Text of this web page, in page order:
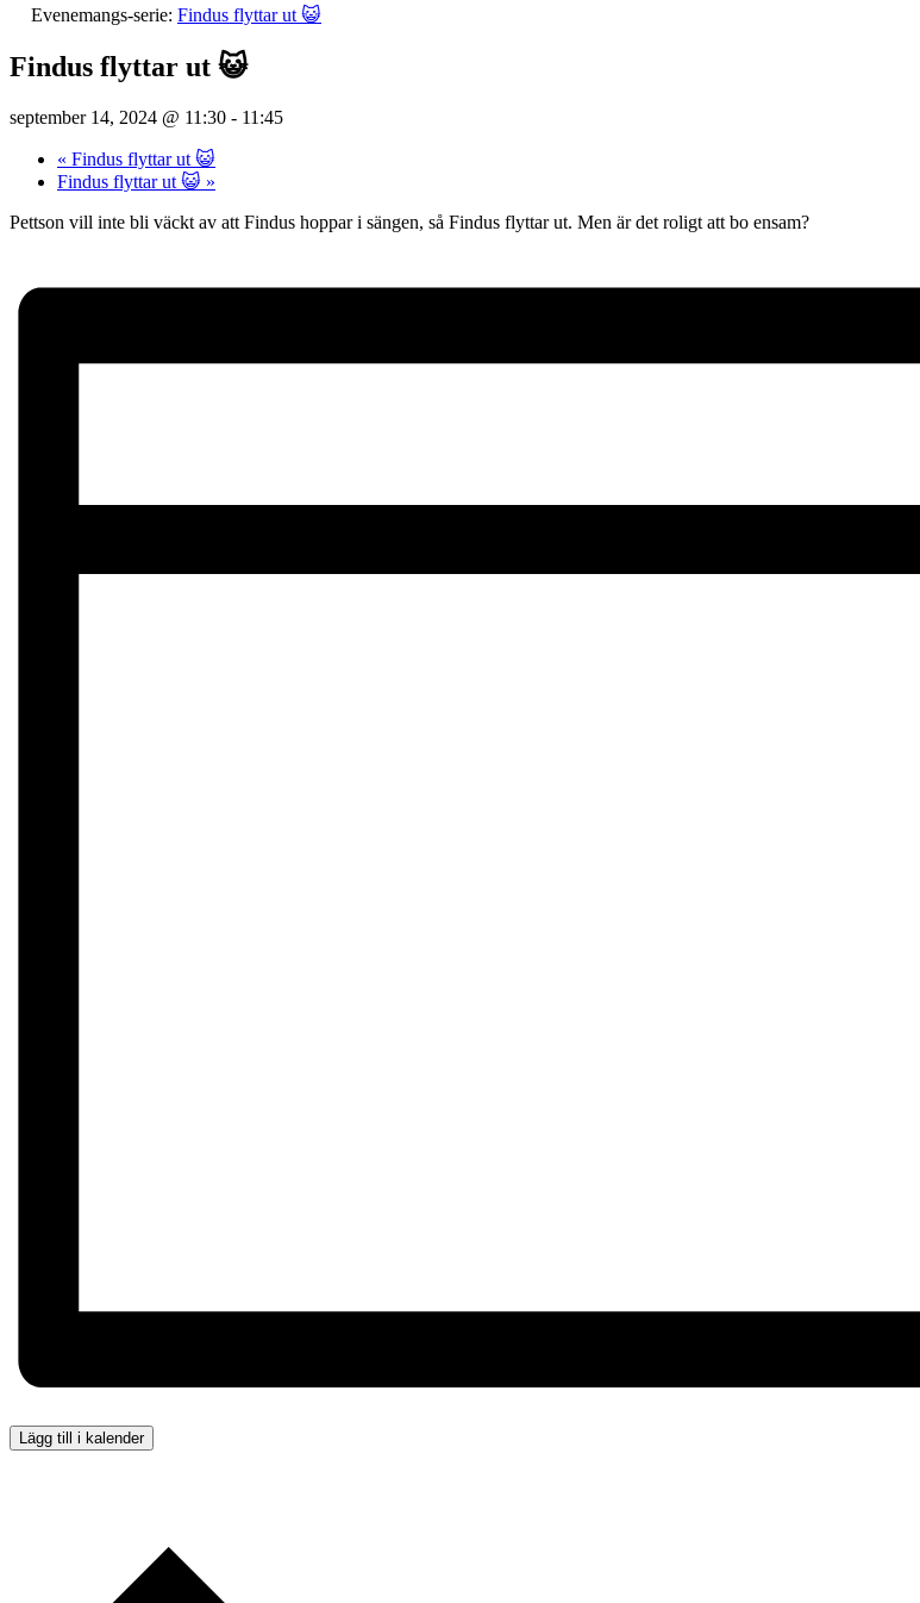
Evenemangs-serie: Findus flyttar ut 😺
Findus flyttar ut 😺
september 14, 2024 @ 11:30 - 11:45
« Findus flyttar ut 😺
Findus flyttar ut 😺 »
Pettson vill inte bli väckt av att Findus hoppar i sängen, så Findus flyttar ut. Men är det roligt att bo ensam?
Lägg till i kalender